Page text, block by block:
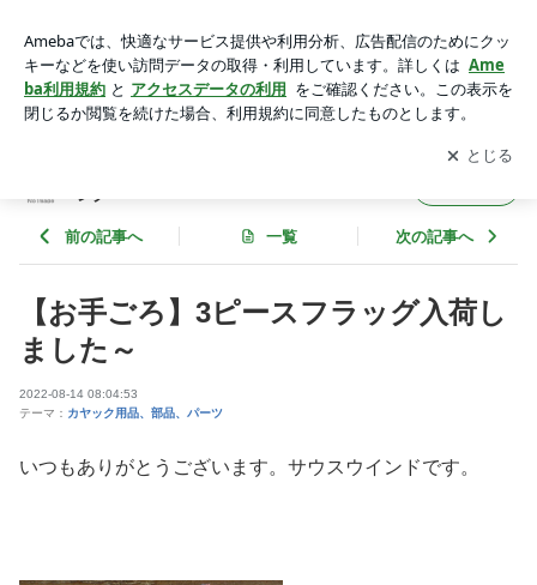
ツーリング＆カヤックフィッシング
アプリをダウンロードして ブログの更新通知
を受け取りまし
ょう。
開く
ング
前の記事へ 一覧 次の記事へ
【お手ごろ】3ピースフラッグ入荷し
ました～
2022-08-14 08:04:53
テーマ： カヤック用品、部品、パーツ
いつもありがとうございます。サウスウインドです。